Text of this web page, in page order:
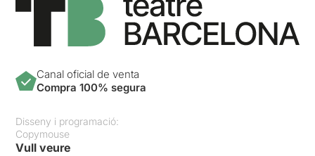
Canal oficial de venta
Compra 100% segura
Disseny i programació:
Copymouse
Vull veure